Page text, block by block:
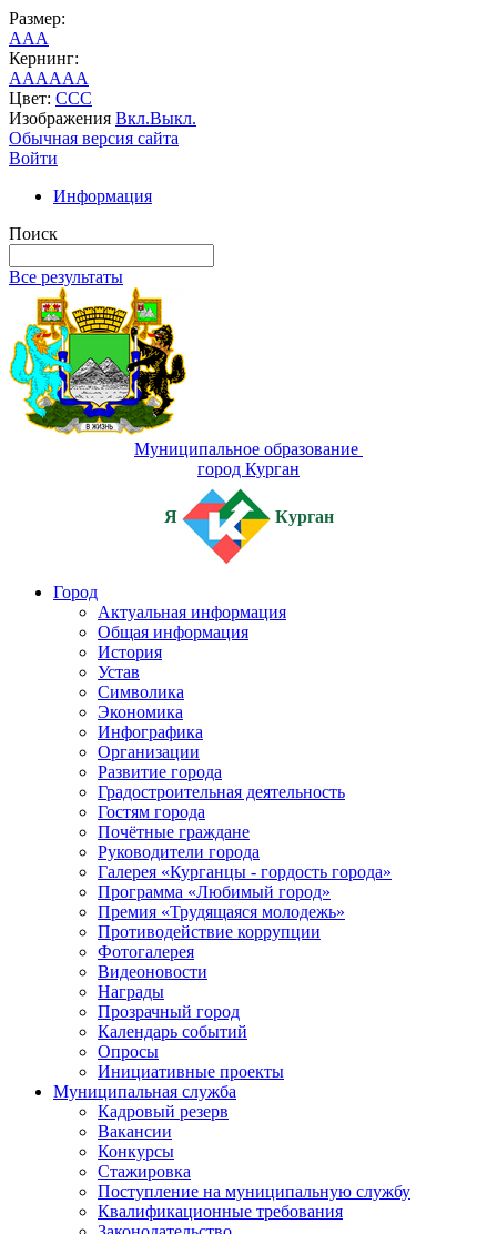
Размер:
AAA
Кернинг:
AAAAAA
Цвет: CCC
Изображения Вкл.Выкл.
Обычная версия сайта
Войти
Информация
Поиск
Все результаты
Муниципальное образование
город Курган
Я Курган
Город
Актуальная информация
Общая информация
История
Устав
Символика
Экономика
Инфографика
Организации
Развитие города
Градостроительная деятельность
Гостям города
Почётные граждане
Руководители города
Галерея «Курганцы - гордость города»
Программа «Любимый город»
Премия «Трудящаяся молодежь»
Противодействие коррупции
Фотогалерея
Видеоновости
Награды
Прозрачный город
Календарь событий
Опросы
Инициативные проекты
Муниципальная служба
Кадровый резерв
Вакансии
Конкурсы
Стажировка
Поступление на муниципальную службу
Квалификационные требования